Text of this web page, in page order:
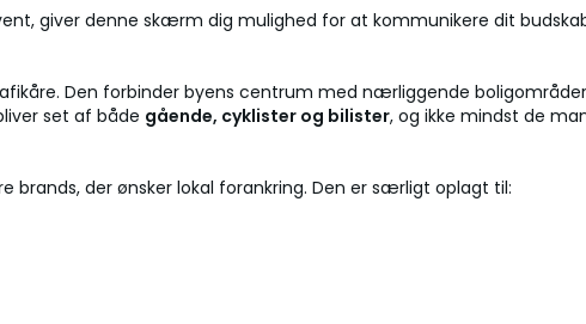
giver denne skærm dig mulighed for at kommunikere dit
Den forbinder byens centrum med nærliggende
set af både gående, cyklister og bilister, og ikke mindst de
der ønsker lokal forankring. Den er særligt oplagt til: